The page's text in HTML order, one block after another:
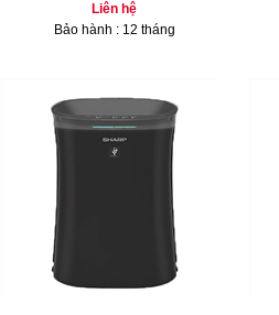
Liên hệ
Bảo hành : 12 tháng